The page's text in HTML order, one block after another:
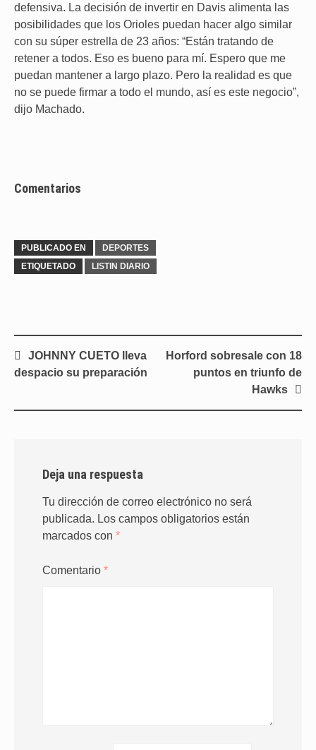
defensiva. La decisión de invertir en Davis alimenta las
posibilidades que los Orioles puedan hacer algo similar
con su súper estrella de 23 años: “Están tratando de
retener a todos. Eso es bueno para mí. Espero que me
puedan mantener a largo plazo. Pero la realidad es que
no se puede firmar a todo el mundo, así es este negocio”,
dijo Machado.
Comentarios
PUBLICADO EN
DEPORTES
ETIQUETADO
LISTIN DIARIO
Navegación
de
JOHNNY CUETO lleva
despacio su preparación
Horford sobresale con 18
puntos en triunfo de
Hawks
Deja una respuesta
Tu dirección de correo electrónico no será
publicada. Los campos obligatorios están
marcados con *
Comentario *